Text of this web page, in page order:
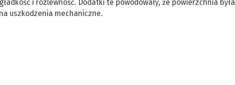
i rozlewność. Dodatki te powodowały, że powierzchnia była
uszkodzenia mechaniczne.